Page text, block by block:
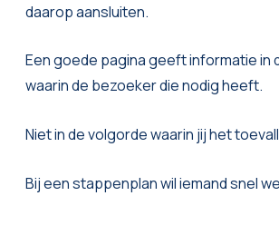
daarop aansluiten.
Een goede pagina geeft informatie in
waarin de bezoeker die nodig heeft.
Niet in de volgorde waarin jij het
Bij een stappenplan wil iemand snel